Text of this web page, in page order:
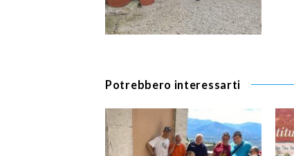
Potrebbero interessarti